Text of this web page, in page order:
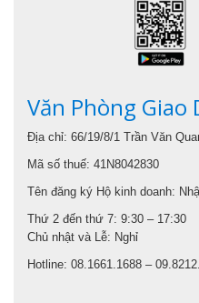
Văn Phòng Giao
Địa chỉ: 66/19/8/1 Trần Văn
Mã số thuế: 41N8042830
Tên đăng ký Hộ kinh doanh:
Thứ 2 đến thứ 7: 9:30 – 17:30
Chủ nhật và Lễ: Nghỉ
Hotline: 08.1661.1688 –